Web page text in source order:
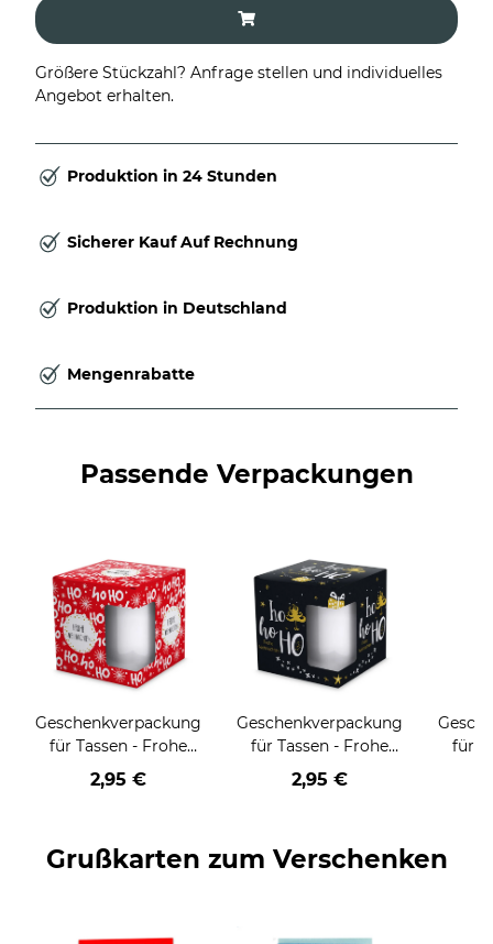
Größere Stückzahl? Anfrage stellen und individuelles
Angebot erhalten.
Produktion in 24 Stunden
Sicherer Kauf Auf Rechnung
Produktion in Deutschland
Mengenrabatte
Passende Verpackungen
Geschenkverpackung
für Tassen - Frohe
Weihnachten - HO
HO HO - rot
2,95 €
Geschenkverpackung
für Tassen - Frohe
Weihnachten - HO
HO HO - schwarz
2,95 €
für
Grußkarten zum Verschenken